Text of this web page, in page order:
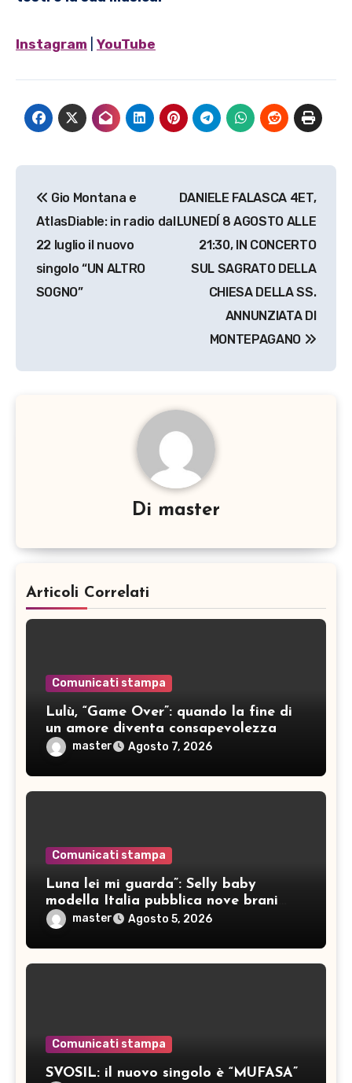
Instagram YouTube
articoli
Gio Montana e
AtlasDiable: in radio dal
22 luglio il nuovo
singolo “UN ALTRO
SOGNO”
DANIELE FALASCA 4ET,
LUNEDÍ 8 AGOSTO ALLE
21:30, IN CONCERTO
SUL SAGRATO DELLA
CHIESA DELLA SS.
ANNUNZIATA DI
MONTEPAGANO
Di master
Articoli Correlati
Comunicati stampa
Lulù, “Game Over”: quando la fine di
un amore diventa consapevolezza
master Agosto 7, 2026
Comunicati stampa
Luna lei mi guarda”: Selly baby
modella Italia pubblica nove brani
ineditimaster Agosto 5, 2026
Comunicati stampa
SVOSIL: il nuovo singolo è “MUFASA”